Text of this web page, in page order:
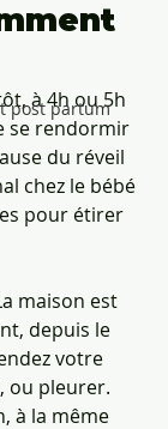
post partum
à 4h ou 5h
se rendormir
du réveil
chez le bébé
pour étirer
maison est
depuis le
votre
ou pleurer.
à la même